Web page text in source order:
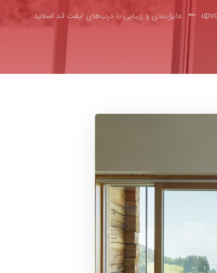
عایق‌بندی و زیبایی با درب‌های لیفت اند اسلاید